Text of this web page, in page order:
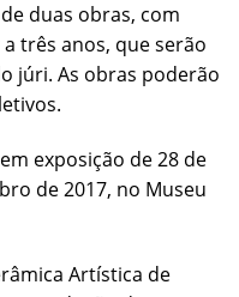
duas obras, com
três anos, que serão
júri. As obras poderão
exposição de 28 de
de 2017, no Museu
Artística de